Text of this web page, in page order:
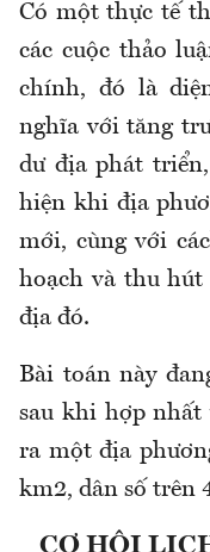
Có một thực tế
các cuộc thảo
chính, đó là
nghĩa với tăng
dư địa phát
hiện khi địa
mới, cùng với
hoạch và thu
địa đó.
Bài toán này
sau khi hợp nhất
ra một địa
km2, dân số trên
CƠ HỘI